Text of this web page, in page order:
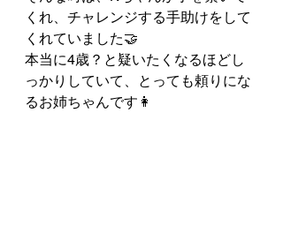
くれ、チャレンジする手助けをして
くれていました🤝
本当に4歳？と疑いたくなるほどし
っかりしていて、とっても頼りにな
るお姉ちゃんです👩